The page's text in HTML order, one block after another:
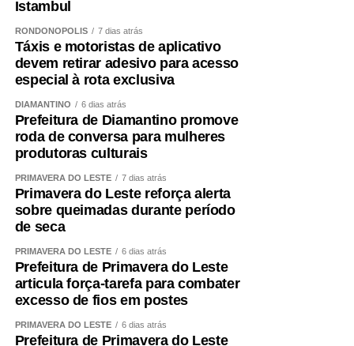
Istambul
RONDONÓPOLIS 7 dias atrás
Táxis e motoristas de aplicativo
devem retirar adesivo para acesso
especial à rota exclusiva
DIAMANTINO 6 dias atrás
Prefeitura de Diamantino promove
roda de conversa para mulheres
produtoras culturais
PRIMAVERA DO LESTE 7 dias atrás
Primavera do Leste reforça alerta
sobre queimadas durante período
de seca
PRIMAVERA DO LESTE 6 dias atrás
Prefeitura de Primavera do Leste
articula força-tarefa para combater
excesso de fios em postes
PRIMAVERA DO LESTE 6 dias atrás
Prefeitura de Primavera do Leste